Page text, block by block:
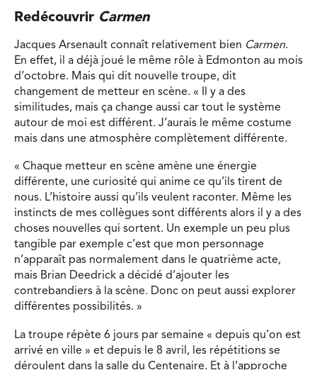
Redécouvrir Carmen
Jacques Arsenault connaît relativement bien Carmen.
En effet, il a déjà joué le même rôle à Edmonton au mois
d’octobre. Mais qui dit nouvelle troupe, dit
changement de metteur en scène. « Il y a des
similitudes, mais ça change aussi car tout le système
autour de moi est différent. J’aurais le même costume
mais dans une atmosphère complètement différente.
« Chaque metteur en scène amène une énergie
différente, une curiosité qui anime ce qu’ils tirent de
nous. L’histoire aussi qu’ils veulent raconter. Même les
instincts de mes collègues sont différents alors il y a des
choses nouvelles qui sortent. Un exemple un peu plus
tangible par exemple c’est que mon personnage
n’apparaît pas normalement dans le quatrième acte,
mais Brian Deedrick a décidé d’ajouter les
contrebandiers à la scène. Donc on peut aussi explorer
différentes possibilités. »
La troupe répète 6 jours par semaine « depuis qu’on est
arrivé en ville » et depuis le 8 avril, les répétitions se
déroulent dans la salle du Centenaire. Et à l’approche